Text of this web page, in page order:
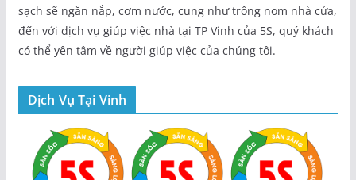
sạch sẽ ngăn nắp, cơm nước, cung như trông nom nhà cửa,
đến với dịch vụ giúp việc nhà tại TP Vinh của 5S, quý khách
có thể yên tâm về người giúp việc của chúng tôi.
Dịch Vụ Tại Vinh